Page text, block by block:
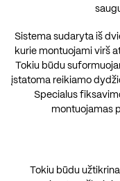
Sistema sudaryta iš
kurie montuojami virš
Tokiu būdu
įstatoma reikiamo
Specialus
montuojamas
Tokiu būdu